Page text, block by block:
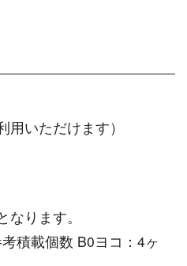
いただけます）
ります。
積載個数 B0ヨコ：4ヶ